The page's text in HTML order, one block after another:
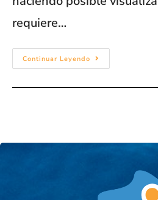
requiere…
Continuar Leyendo